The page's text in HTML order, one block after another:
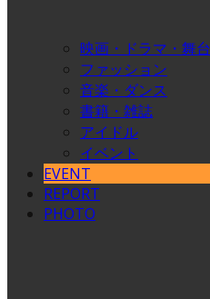
映画・ドラマ・舞台
ファッション
音楽・ダンス
書籍・雑誌
アイドル
イベント
EVENT
REPORT
PHOTO